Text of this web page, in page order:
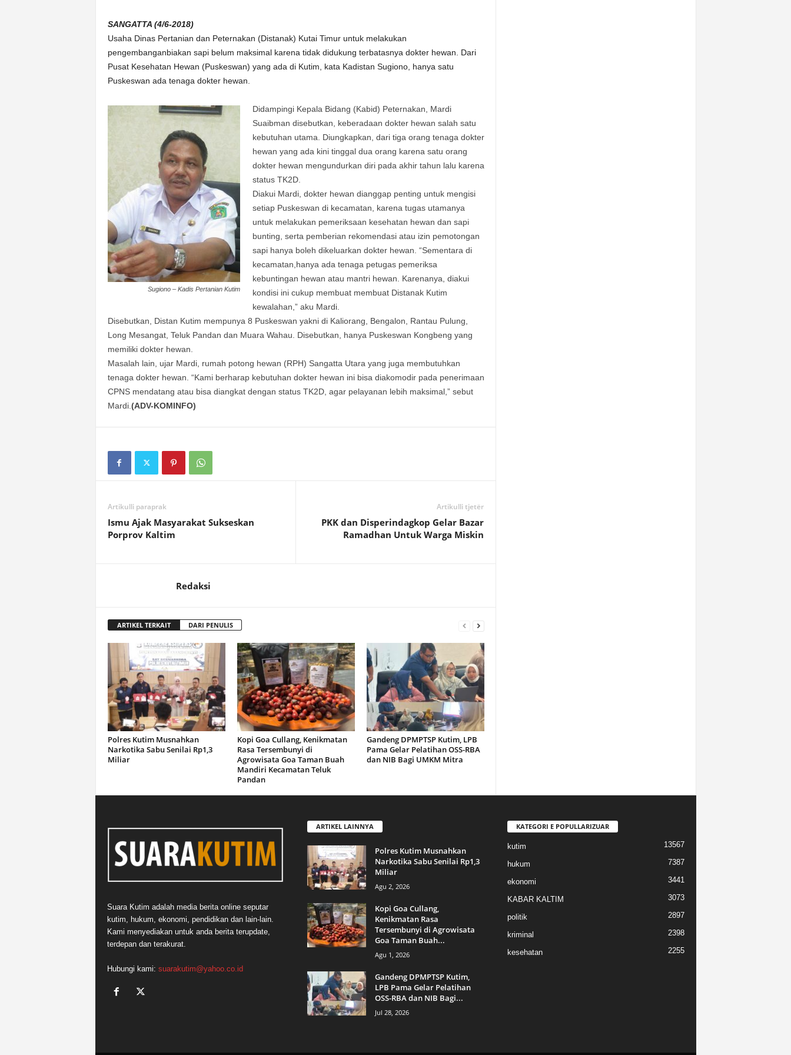
SANGATTA (4/6-2018)
Usaha Dinas Pertanian dan Peternakan (Distanak) Kutai Timur untuk melakukan
pengembanganbiakan sapi belum maksimal karena tidak didukung terbatasnya dokter hewan. Dari
Pusat Kesehatan Hewan (Puskeswan) yang ada di Kutim, kata Kadistan Sugiono, hanya satu
Puskeswan ada tenaga dokter hewan.
Sugiono – Kadis Pertanian Kutim
Didampingi Kepala Bidang (Kabid) Peternakan, Mardi
Suaibman disebutkan, keberadaan dokter hewan salah satu
kebutuhan utama. Diungkapkan, dari tiga orang tenaga dokter
hewan yang ada kini tinggal dua orang karena satu orang
dokter hewan mengundurkan diri pada akhir tahun lalu karena
status TK2D.
Diakui Mardi, dokter hewan dianggap penting untuk mengisi
setiap Puskeswan di kecamatan, karena tugas utamanya
untuk melakukan pemeriksaan kesehatan hewan dan sapi
bunting, serta pemberian rekomendasi atau izin pemotongan
sapi hanya boleh dikeluarkan dokter hewan. “Sementara di
kecamatan,hanya ada tenaga petugas pemeriksa
kebuntingan hewan atau mantri hewan. Karenanya, diakui
kondisi ini cukup membuat membuat Distanak Kutim
kewalahan,” aku Mardi.
Disebutkan, Distan Kutim mempunya 8 Puskeswan yakni di Kaliorang, Bengalon, Rantau Pulung,
Long Mesangat, Teluk Pandan dan Muara Wahau. Disebutkan, hanya Puskeswan Kongbeng yang
memiliki dokter hewan.
Masalah lain, ujar Mardi, rumah potong hewan (RPH) Sangatta Utara yang juga membutuhkan
tenaga dokter hewan. “Kami berharap kebutuhan dokter hewan ini bisa diakomodir pada penerimaan
CPNS mendatang atau bisa diangkat dengan status TK2D, agar pelayanan lebih maksimal,” sebut
Mardi. (ADV-KOMINFO)
Artikulli paraprak
Ismu Ajak Masyarakat Sukseskan
Porprov Kaltim
Artikulli tjetër
PKK dan Disperindagkop Gelar Bazar
Ramadhan Untuk Warga Miskin
Redaksi
ARTIKEL TERKAIT DARI PENULIS
Polres Kutim Musnahkan
Narkotika Sabu Senilai Rp1,3
Miliar
Kopi Goa Cullang, Kenikmatan
Rasa Tersembunyi di
Agrowisata Goa Taman Buah
Mandiri Kecamatan Teluk
Pandan
Gandeng DPMPTSP Kutim, LPB
Pama Gelar Pelatihan OSS-RBA
dan NIB Bagi UMKM Mitra
Suara Kutim adalah media berita online seputar
kutim, hukum, ekonomi, pendidikan dan lain-lain.
Kami menyediakan untuk anda berita terupdate,
terdepan dan terakurat.
Hubungi kami: suarakutim@yahoo.co.id
ARTIKEL LAINNYA
Polres Kutim Musnahkan
Narkotika Sabu Senilai Rp1,3
Miliar
Agu 2, 2026
Kopi Goa Cullang,
Kenikmatan Rasa
Tersembunyi di Agrowisata
Goa Taman Buah...
Agu 1, 2026
Gandeng DPMPTSP Kutim,
LPB Pama Gelar Pelatihan
OSS-RBA dan NIB Bagi...
Jul 28, 2026
KATEGORI E POPULLARIZUAR
kutim 13567
hukum 7387
ekonomi 3441
KABAR KALTIM 3073
politik 2897
kriminal 2398
kesehatan 2255